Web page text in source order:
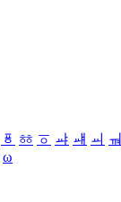
ㆄ ㆅ ㆆ ㆇ ㆈ ㆉ ㆊ
ω